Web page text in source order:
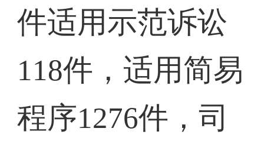
件适用示范诉讼
118件，适用简易
程序1276件，司